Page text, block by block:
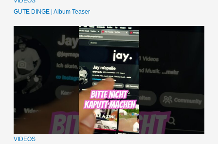
GUTE DINGE | Album Teaser
VIDEOS